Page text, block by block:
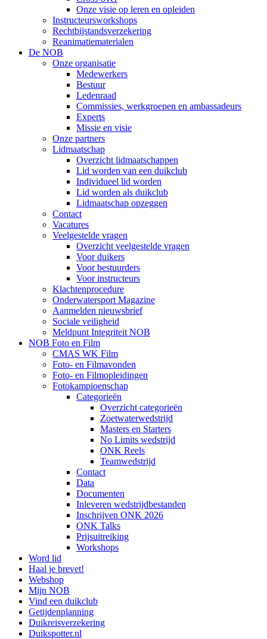
Onze visie op leren en opleiden
Instructeursworkshops
Rechtbijstandsverzekering
Reanimatiematerialen
De NOB
Onze organisatie
Medewerkers
Bestuur
Ledenraad
Commissies, werkgroepen en ambassadeurs
Experts
Missie en visie
Onze partners
Lidmaatschap
Overzicht lidmaatschappen
Lid worden van een duikclub
Individueel lid worden
Lid worden als duikclub
Lidmaatschap opzeggen
Contact
Vacatures
Veelgestelde vragen
Overzicht veelgestelde vragen
Voor duikers
Voor bestuurders
Voor instructeurs
Klachtenprocedure
Onderwatersport Magazine
Aanmelden nieuwsbrief
Sociale veiligheid
Meldpunt Integriteit NOB
NOB Foto en Film
CMAS WK Film
Foto- en Filmavonden
Foto- en Filmopleidingen
Fotokampioenschap
Categorieën
Overzicht categorieën
Zoetwaterwedstrijd
Masters en Starters
No Limits wedstrijd
ONK Reels
Teamwedstrijd
Contact
Data
Documenten
Inleveren wedstrijdbestanden
Inschrijven ONK 2026
ONK Talks
Prijsuitreiking
Workshops
Word lid
Haal je brevet!
Webshop
Mijn NOB
Vind een duikclub
Getijdenplanning
Duikreisverzekering
Duikspotter.nl